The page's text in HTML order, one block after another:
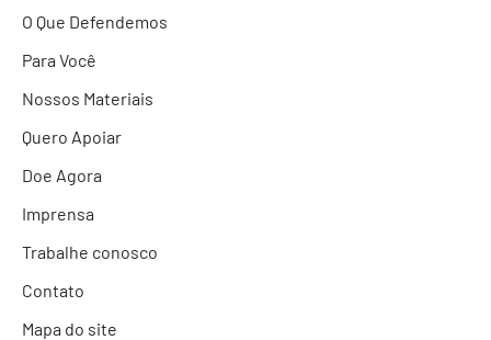
O Que Defendemos
Para Você
Nossos Materiais
Quero Apoiar
Doe Agora
Imprensa
Trabalhe conosco
Contato
Mapa do site